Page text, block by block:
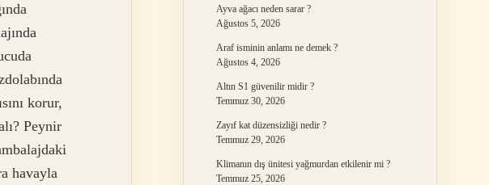
korur,
Peynir
havayla
Ayva ağacı neden sarar ?
Ağustos 5, 2026
Araf isminin anlamı ne demek ?
Ağustos 4, 2026
Altın S1 güvenilir midir ?
Temmuz 30, 2026
Zayıf kat düzensizliği nedir ?
Temmuz 29, 2026
Klimanın dış ünitesi yağmurdan etkilenir mi ?
Temmuz 25, 2026